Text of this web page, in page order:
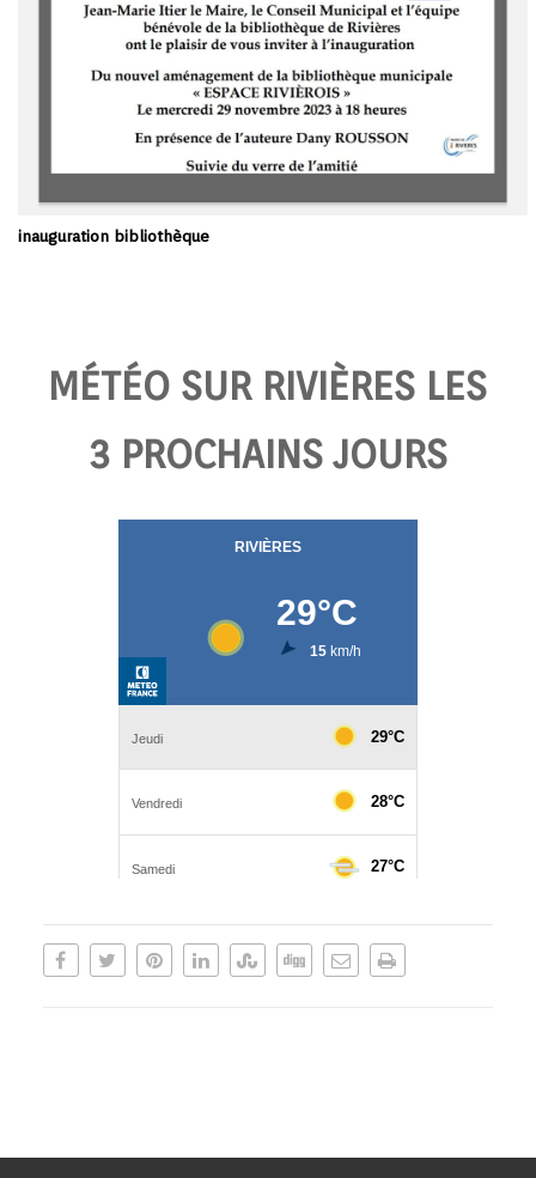
inauguration bibliothèque
MÉTÉO SUR RIVIÈRES LES
3 PROCHAINS JOURS